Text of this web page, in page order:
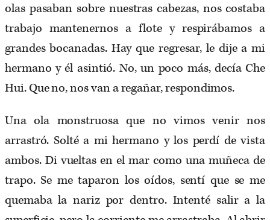
olas pasaban sobre nuestras cabezas, nos costaba
trabajo mantenernos a flote y respirábamos a
grandes bocanadas. Hay que regresar, le dije a mi
hermano y él asintió. No, un poco más, decía Che
Hui. Que no, nos van a regañar, respondimos.
Una ola monstruosa que no vimos venir nos
arrastró. Solté a mi hermano y los perdí de vista
ambos. Di vueltas en el mar como una muñeca de
trapo. Se me taparon los oídos, sentí que se me
quemaba la nariz por dentro. Intenté salir a la